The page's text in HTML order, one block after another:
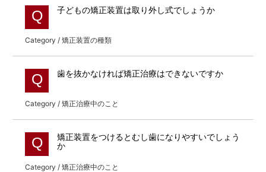
Q 子どもの矯正装置は取り外し式でしょうか
Category / 矯正装置の種類
Q 歯を抜かなければ矯正治療はできないですか
Category / 矯正治療中のこと
Q
矯正装置をつけるとむし歯になりやすいでしょう
か
Category / 矯正治療中のこと